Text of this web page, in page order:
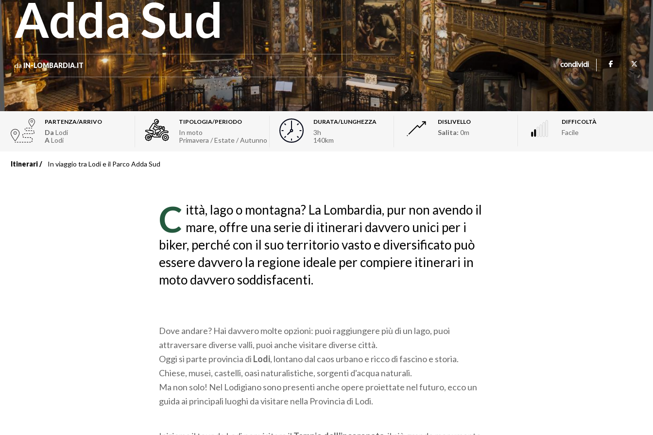
Adda Sud
daIN-LOMBARDIA.IT condividi
PARTENZA/ARRIVO
Da Lodi
ALodi
TIPOLOGIA/PERIODO
In moto
Primavera / Estate / Autunno
DURATA/LUNGHEZZA
3h
140km
DISLIVELLO
Salita: 0m
DIFFICOLTÀ
Facile
Briciole
Itinerari In viaggio tra Lodi e il Parco Adda Sud
C ittà, lago o montagna? La Lombardia, pur non avendo il
mare, offre una serie di itinerari davvero unici per i
biker, perché con il suo territorio vasto e diversificato può
essere davvero la regione ideale per compiere itinerari in
moto davvero soddisfacenti.
Dove andare? Hai davvero molte opzioni: puoi raggiungere più di un lago, puoi
attraversare diverse valli, puoi anche visitare diverse città.
Oggi si parte provincia di Lodi, lontano dal caos urbano e ricco di fascino e storia.
Chiese, musei, castelli, oasi naturalistiche, sorgenti d'acqua naturali.
Ma non solo! Nel Lodigiano sono presenti anche opere proiettate nel futuro, ecco un
guida ai principali luoghi da visitare nella Provincia di Lodi.